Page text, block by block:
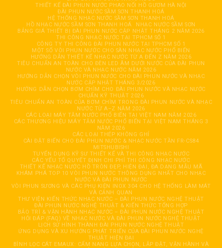
THIẾT KẾ ĐÀI PHUN NƯỚC PHAO NỔI HỒ GƯƠM HÀ NỘI
ĐÀI PHUN NƯỚC SẦM SƠN THANH HOÁ
HỆ THỐNG NHẠC NƯỚC SẦM SƠN THANH HOÁ
HỒ NHẠC NƯỚC SẦM SƠN THANH HOÁ
NHẠC NƯỚC SẦM SƠN
BẢNG GIÁ THIẾT BỊ ĐÀI PHUN NƯỚC CẬP NHẬT THÁNG 2 NĂM 2026
THI CÔNG NHẠC NƯỚC TẠI TPHCM SỐ 1
CÔNG TY THI CÔNG ĐÀI PHUN NƯỚC TẠI TPHCM SỐ 1
MỘT SỐ VÒI PHUN NƯỚC CHO SÀN NHẠC NƯỚC PHỔ BIẾN
HƯỚNG DẪN THIẾT KẾ NHẠC NƯỚC TỪ A ĐẾN Z NĂM 2026
TIÊU CHUẨN AN TOÀN CHO ĐÈN LED ÂM DƯỚI NƯỚC CỦA ĐÀI PHUN
NƯỚC VÀ NHẠC NƯỚC NĂM 2026
HƯỚNG DẪN CHỌN VÒI PHUN NƯỚC CHO ĐÀI PHUN NƯỚC VÀ NHẠC
NƯỚC CẬP NHẬT THÁNG 3/2026
HƯỚNG DẪN CHỌN BƠM CHÌM CHO ĐÀI PHUN NƯỚC VÀ NHẠC NƯỚC
CHUẨN KỸ THUẬT 2026
TIÊU CHUẨN AN TOÀN CỦA BƠM CHÌM TRONG ĐÀI PHUN NƯỚC VÀ NHẠC
NƯỚC TỪ A–Z NĂM 2026
CÁC LOẠI MÁY TĂM NƯỚC PHỔ BIẾN TẠI VIỆT NAM NĂM 2026
CÁC THƯƠNG HIỆU MÁY TĂM NƯỚC PHỔ BIẾN TẠI VIỆT NAM THÁNG 3
NĂM 2026
CÁC LOẠI THÉP KHÔNG GHỈ
CÀI ĐẶT BIẾN CHO ĐÀI PHUN NƯỚC & NHẠC NƯỚC TẦN FR-CS84
MITSHUBISHI
TUYỂN DỤNG KỸ SƯ THIẾT KẾ VÀ THI CÔNG NHẠC NƯỚC
CÁC YẾU TỐ QUYẾT ĐỊNH CHI PHÍ THI CÔNG NHẠC NƯỚC
THIẾT KẾ NHẠC NƯỚC HỒ TRÒN ĐẸP, HIỆN ĐẠI, ĐA DẠNG MẪU MÃ
KHÁM PHÁ TOP 10 VÒI PHUN NƯỚC THÔNG DỤNG NHẤT CHO NHẠC
NƯỚC VÀ ĐÀI PHUN NƯỚC
VÒI PHUN SƯƠNG VÀ CÁC PHỤ KIỆN INOX 304 CHO HỆ THỐNG LÀM MÁT
VÀ CẢNH QUAN
THƯ VIỆN KIẾN THỨC NHẠC NƯỚC – ĐÀI PHUN NƯỚC NGHỆ THUẬT
ĐÀI PHUN NƯỚC NGHỆ THUẬT & KIẾN THỨC TỔNG HỢP
BẢO TRÌ & VẬN HÀNH NHẠC NƯỚC – ĐÀI PHUN NƯỚC NGHỆ THUẬT
HỎI ĐÁP (FAQ) VỀ NHẠC NƯỚC VÀ ĐÀI PHUN NƯỚC NGHỆ THUẬT
LỊCH SỬ HÌNH THÀNH ĐÀI PHUN NƯỚC NGHỆ THUẬT
ỨNG DỤNG VÀ XU HƯỚNG PHÁT TRIỂN CỦA ĐÀI PHUN NƯỚC NGHỆ
THUẬT HIỆN ĐẠI
BÌNH LỌC CÁT EMAUX: CẨM NANG LỰA CHỌN, LẮP ĐẶT, VẬN HÀNH VÀ